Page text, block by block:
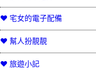
♥ 宅女的電子配備
♥ 幫人扮靚靚
♥ 旅遊小記